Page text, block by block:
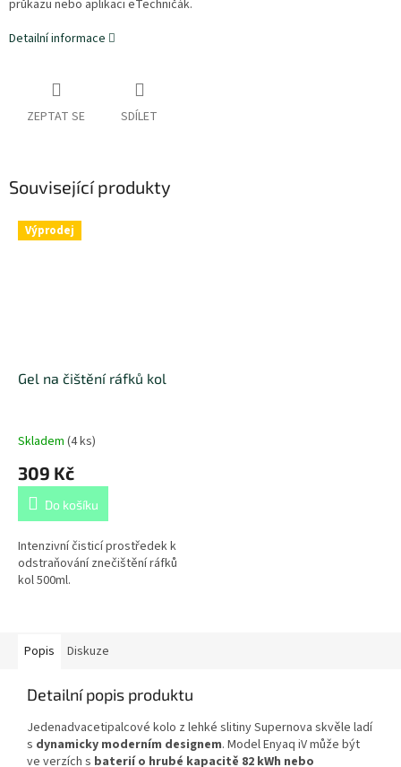
průkazu nebo aplikaci eTechničák.
Detailní informace
ZEPTAT SE SDÍLET
Související produkty
Výprodej
Gel na čištění ráfků kol
Skladem (4 ks)
309 Kč
Do košíku
Intenzivní čisticí prostředek k
odstraňování znečištění ráfků
kol 500ml.
Popis Diskuze
Detailní popis produktu
Jedenadvacetipalcové kolo z lehké slitiny Supernova skvěle ladí
s dynamicky moderním designem. Model Enyaq iV může být
ve verzích s baterií o hrubé kapacitě 82 kWh nebo